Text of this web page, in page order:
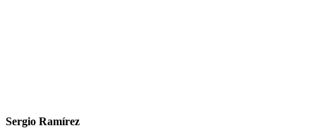
Sergio Ramírez